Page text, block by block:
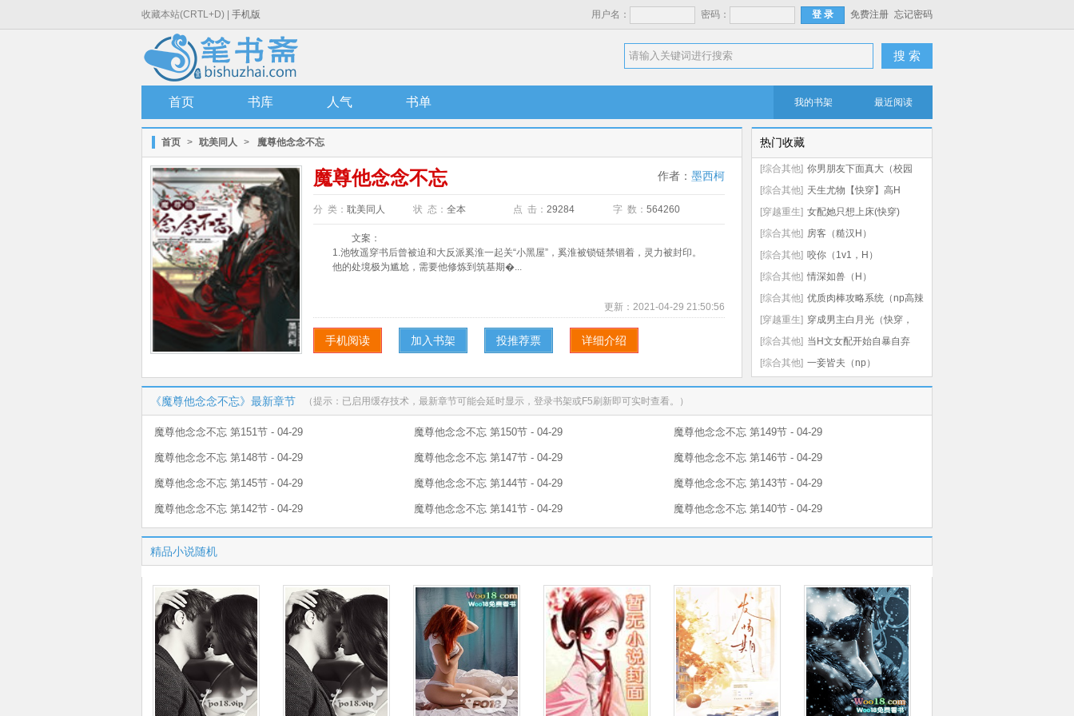
收藏本站(CRTL+D) | 手机版 用户名： 密码： 免费注册 忘记密码
搜 索
首页 书库 人气 书单 我的书架 最近阅读
首页 > 耽美同人 > 魔尊他念念不忘
魔尊他念念不忘 作者： 墨西柯
分 类： 耽美同人 状 态： 全本 点 击： 29284 字 数： 564260
文案：
1.池牧遥穿书后曾被迫和大反派奚淮一起关“小黑屋”，奚淮被锁链禁锢着，灵力被封印。
他的处境极为尴尬，需要他修炼到筑基期�...
更新： 2021-04-29 21:50:56
手机阅读 加入书架 投推荐票 详细介绍
热门收藏
[综合其他] 你男朋友下面真大（校园
np 高h）
[综合其他] 天生尤物【快穿】高H
[穿越重生] 女配她只想上床(快穿)
[综合其他] 房客（糙汉H）
[综合其他] 咬你（1v1，H）
[综合其他] 情深如兽（H）
[综合其他] 优质肉棒攻略系统（np高辣
文）
[穿越重生] 穿成男主白月光（快穿，
nph）
[综合其他] 当H文女配开始自暴自弃
（NP，高H）
[综合其他] 一妾皆夫（np）
《魔尊他念念不忘》最新章节 （提示：已启用缓存技术，最新章节可能会延时显示，登录书架或F5刷新即可实时查看。）
魔尊他念念不忘 第151节 - 04-29 魔尊他念念不忘 第150节 - 04-29 魔尊他念念不忘 第149节 - 04-29
魔尊他念念不忘 第148节 - 04-29 魔尊他念念不忘 第147节 - 04-29 魔尊他念念不忘 第146节 - 04-29
魔尊他念念不忘 第145节 - 04-29 魔尊他念念不忘 第144节 - 04-29 魔尊他念念不忘 第143节 - 04-29
魔尊他念念不忘 第142节 - 04-29 魔尊他念念不忘 第141节 - 04-29 魔尊他念念不忘 第140节 - 04-29
精品小说随机